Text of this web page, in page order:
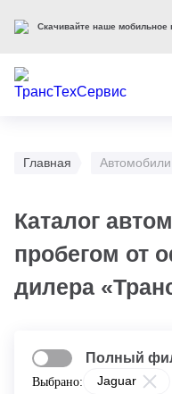
Главная
Каталог
пробегом от
дилера
Выбрано:
Jaguar
Полный
Скачивайте наше мобильное